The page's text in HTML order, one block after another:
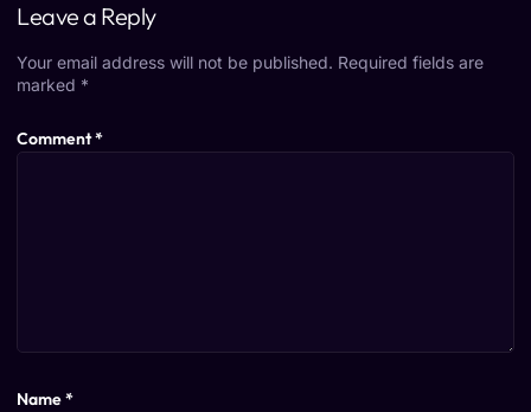
Leave a Reply
Your email address will not be published. Required fields are
marked *
Comment*
Name*